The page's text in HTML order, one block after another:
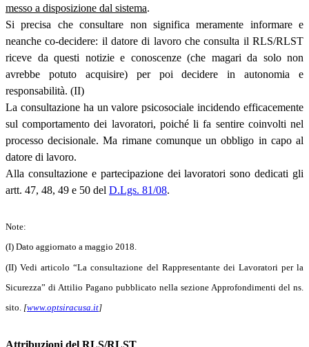
messo a disposizione dal sistema.
Si precisa che consultare non significa meramente informare e
neanche co-decidere: il datore di lavoro che consulta il RLS/RLST
riceve da questi notizie e conoscenze (che magari da solo non
avrebbe potuto acquisire) per poi decidere in autonomia e
responsabilità. (II)
La consultazione ha un valore psicosociale incidendo efficacemente
sul comportamento dei lavoratori, poiché li fa sentire coinvolti nel
processo decisionale. Ma rimane comunque un obbligo in capo al
datore di lavoro.
Alla consultazione e partecipazione dei lavoratori sono dedicati gli
artt. 47, 48, 49 e 50 del D.Lgs. 81/08.
Note:
(I) Dato aggiornato a maggio 2018.
(II) Vedi articolo “La consultazione del Rappresentante dei Lavoratori per la
Sicurezza” di Attilio Pagano pubblicato nella sezione Approfondimenti del ns.
sito. [www.optsiracusa.it]
Attribuzioni del RLS/RLST